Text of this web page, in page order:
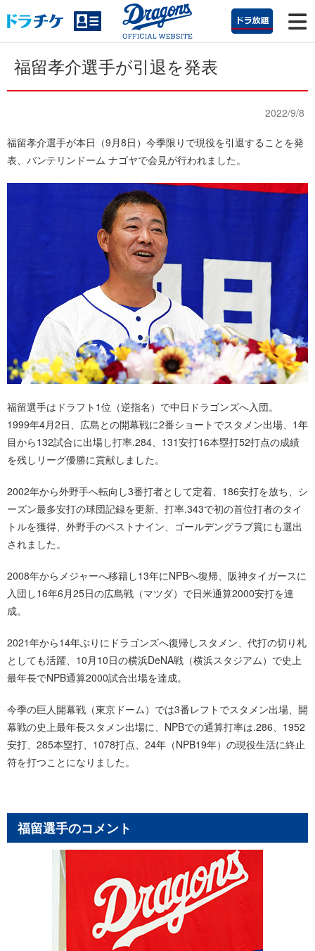
福留孝介選手が引退を発表
2022/9/8
福留孝介選手が本日（9月8日）今季限りで現役を引退することを発
表、バンテリンドーム ナゴヤで会見が行われました。
福留選手はドラフト1位（逆指名）で中日ドラゴンズへ入団。
1999年4月2日、広島との開幕戦に2番ショートでスタメン出場、1年
目から132試合に出場し打率.284、131安打16本塁打52打点の成績
を残しリーグ優勝に貢献しました。
2002年から外野手へ転向し3番打者として定着、186安打を放ち、シ
ーズン最多安打の球団記録を更新、打率.343で初の首位打者のタイ
トルを獲得、外野手のベストナイン、ゴールデングラブ賞にも選出
されました。
2008年からメジャーへ移籍し13年にNPBへ復帰、阪神タイガースに
入団し16年6月25日の広島戦（マツダ）で日米通算2000安打を達
成。
2021年から14年ぶりにドラゴンズへ復帰しスタメン、代打の切り札
としても活躍、10月10日の横浜DeNA戦（横浜スタジアム）で史上
最年長でNPB通算2000試合出場を達成。
今季の巨人開幕戦（東京ドーム）では3番レフトでスタメン出場、開
幕戦の史上最年長スタメン出場に、NPBでの通算打率は.286、1952
安打、285本塁打、1078打点、24年（NPB19年）の現役生活に終止
符を打つことになりました。
福留選手のコメント